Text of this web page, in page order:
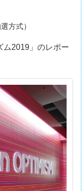
方式）
ム2019」のレポー